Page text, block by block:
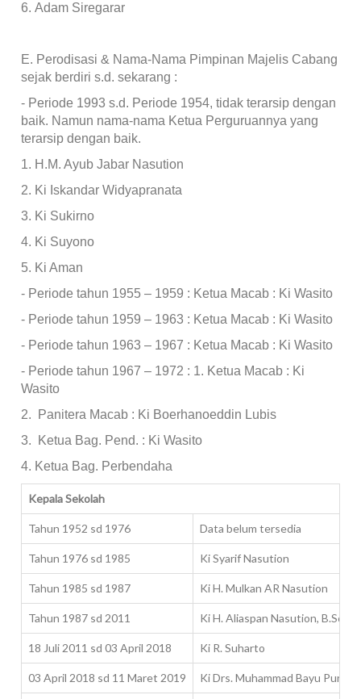
6.Adam Siregarar
E. Perodisasi & Nama-Nama Pimpinan Majelis Cabang
sejak berdiri s.d. sekarang :
- Periode 1993 s.d. Periode 1954, tidak terarsip dengan
baik. Namun nama-nama Ketua Perguruannya yang
terarsip dengan baik.
1. H.M. Ayub Jabar Nasution
2. Ki Iskandar Widyapranata
3. Ki Sukirno
4. Ki Suyono
5. Ki Aman
- Periode tahun 1955 – 1959 : Ketua Macab : Ki Wasito
- Periode tahun 1959 – 1963 : Ketua Macab : Ki Wasito
- Periode tahun 1963 – 1967 : Ketua Macab : Ki Wasito
- Periode tahun 1967 – 1972 : 1. Ketua Macab : Ki
Wasito
2. Panitera Macab : Ki Boerhanoeddin Lubis
3. Ketua Bag. Pend. : Ki Wasito
4. Ketua Bag. Perbendaha
Kepala Sekolah
Tahun 1952 sd 1976 Data belum tersedia
Tahun 1976 sd 1985 Ki Syarif Nasution
Tahun 1985 sd 1987 Ki H. Mulkan AR Nasution
Tahun 1987 sd 2011 Ki H. Aliaspan Nasution, B.Sc.
18 Juli 2011 sd 03 April 2018 Ki R. Suharto
03 April 2018 sd 11 Maret 2019 Ki Drs. Muhammad Bayu Purba